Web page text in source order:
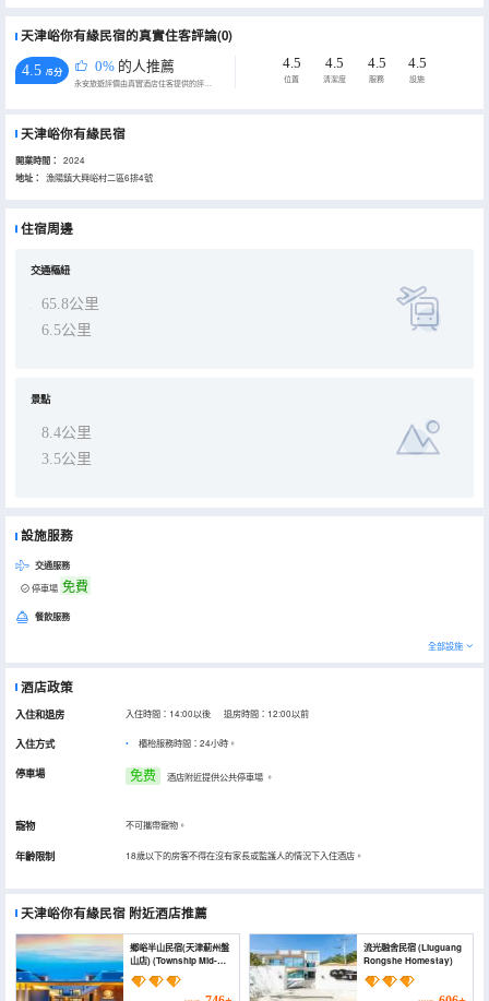
天津峪你有緣民宿的真實住客評論(0)
4.5 /5分 0% 的人推薦
永安旅遊評價由真實酒店住客提供的評價。
4.5
位置
4.5
清潔度
4.5
服務
4.5
設施
天津峪你有緣民宿
開業時間： 2024
地址： 漁陽鎮大興峪村二區6排4號
住宿周邊
交通樞紐
65.8公里
6.5公里
景點
8.4公里
3.5公里
設施服務
交通服務
停車場 免費
餐飲服務
全部設施
酒店政策
入住和退房 入住時間：14:00以後 退房時間：12:00以前
入住方式 櫃枱服務時間：24小時。
停車場 免费 酒店附近提供公共停車場 。
寵物 不可攜帶寵物。
年齡限制 18歲以下的房客不得在沒有家長或監護人的情況下入住酒店。
天津峪你有緣民宿 附近酒店推薦
鄉峪半山民宿(天津薊州盤
山店) (Township Mid-
Levels Homestay)
流光融舍民宿 (Liuguang
Rongshe Homestay)